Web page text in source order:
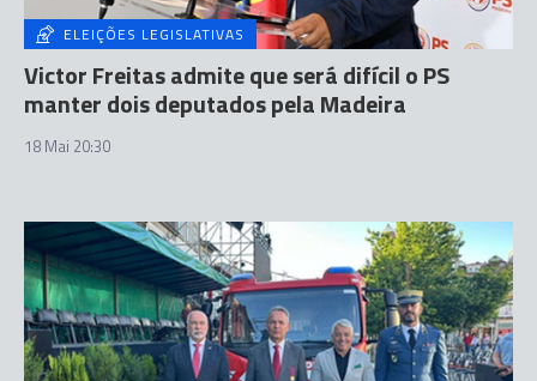
ELEIÇÕES LEGISLATIVAS
Victor Freitas admite que será difícil o PS
manter dois deputados pela Madeira
18 Mai 20:30